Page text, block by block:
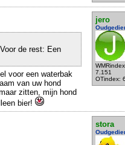
jero
7.151
OTindex:
de rest: Een
voor een waterbak
van uw hond
zitten, mijn hond
bier!
stora